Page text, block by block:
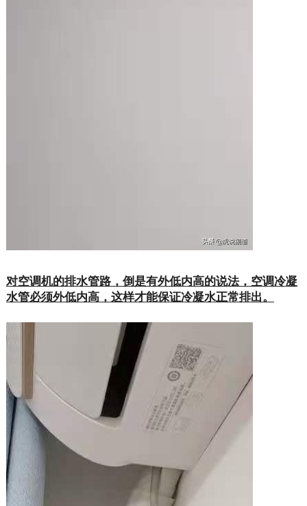
对空调机的排水管路，倒是有外低内高的说法，空调冷凝
水管必须外低内高，这样才能保证冷凝水正常排出。